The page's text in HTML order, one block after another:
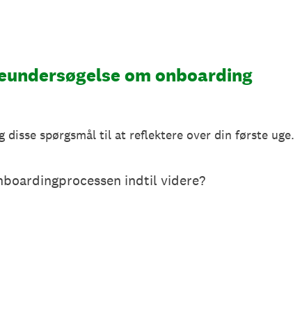
om onboarding
disse spørgsmål til at reflektere over din første uge.
indtil videre?